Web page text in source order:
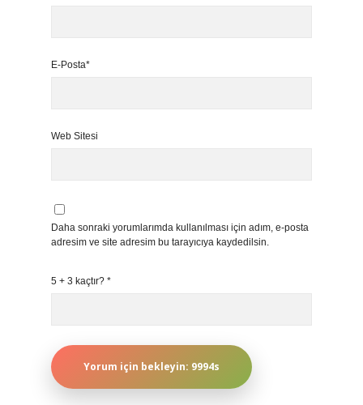
E-Posta*
Web Sitesi
Daha sonraki yorumlarımda kullanılması için adım, e-posta
adresim ve site adresim bu tarayıcıya kaydedilsin.
5 + 3 kaçtır? *